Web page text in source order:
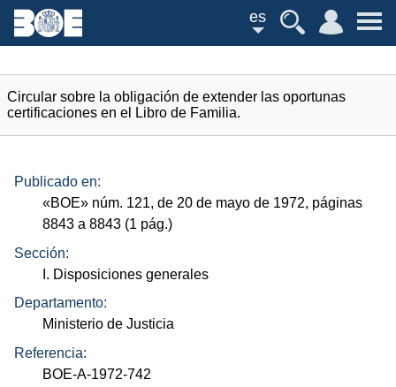
es
Circular sobre la obligación de extender las oportunas
certificaciones en el Libro de Familia.
Publicado en:
«BOE» núm. 121, de 20 de mayo de 1972, páginas
8843 a 8843 (1 pág.)
Sección:
I. Disposiciones generales
Departamento:
Ministerio de Justicia
Referencia:
BOE-A-1972-742